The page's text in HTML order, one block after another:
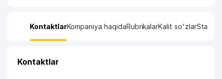
KontaktlarKompaniya haqidaRubrikalarKalit so'zlar
Kontaktlar